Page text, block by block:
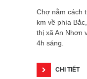
Chợ nằm cách
km về phía
thị xã An Nhơn
4h sáng.
CHI TIẾT